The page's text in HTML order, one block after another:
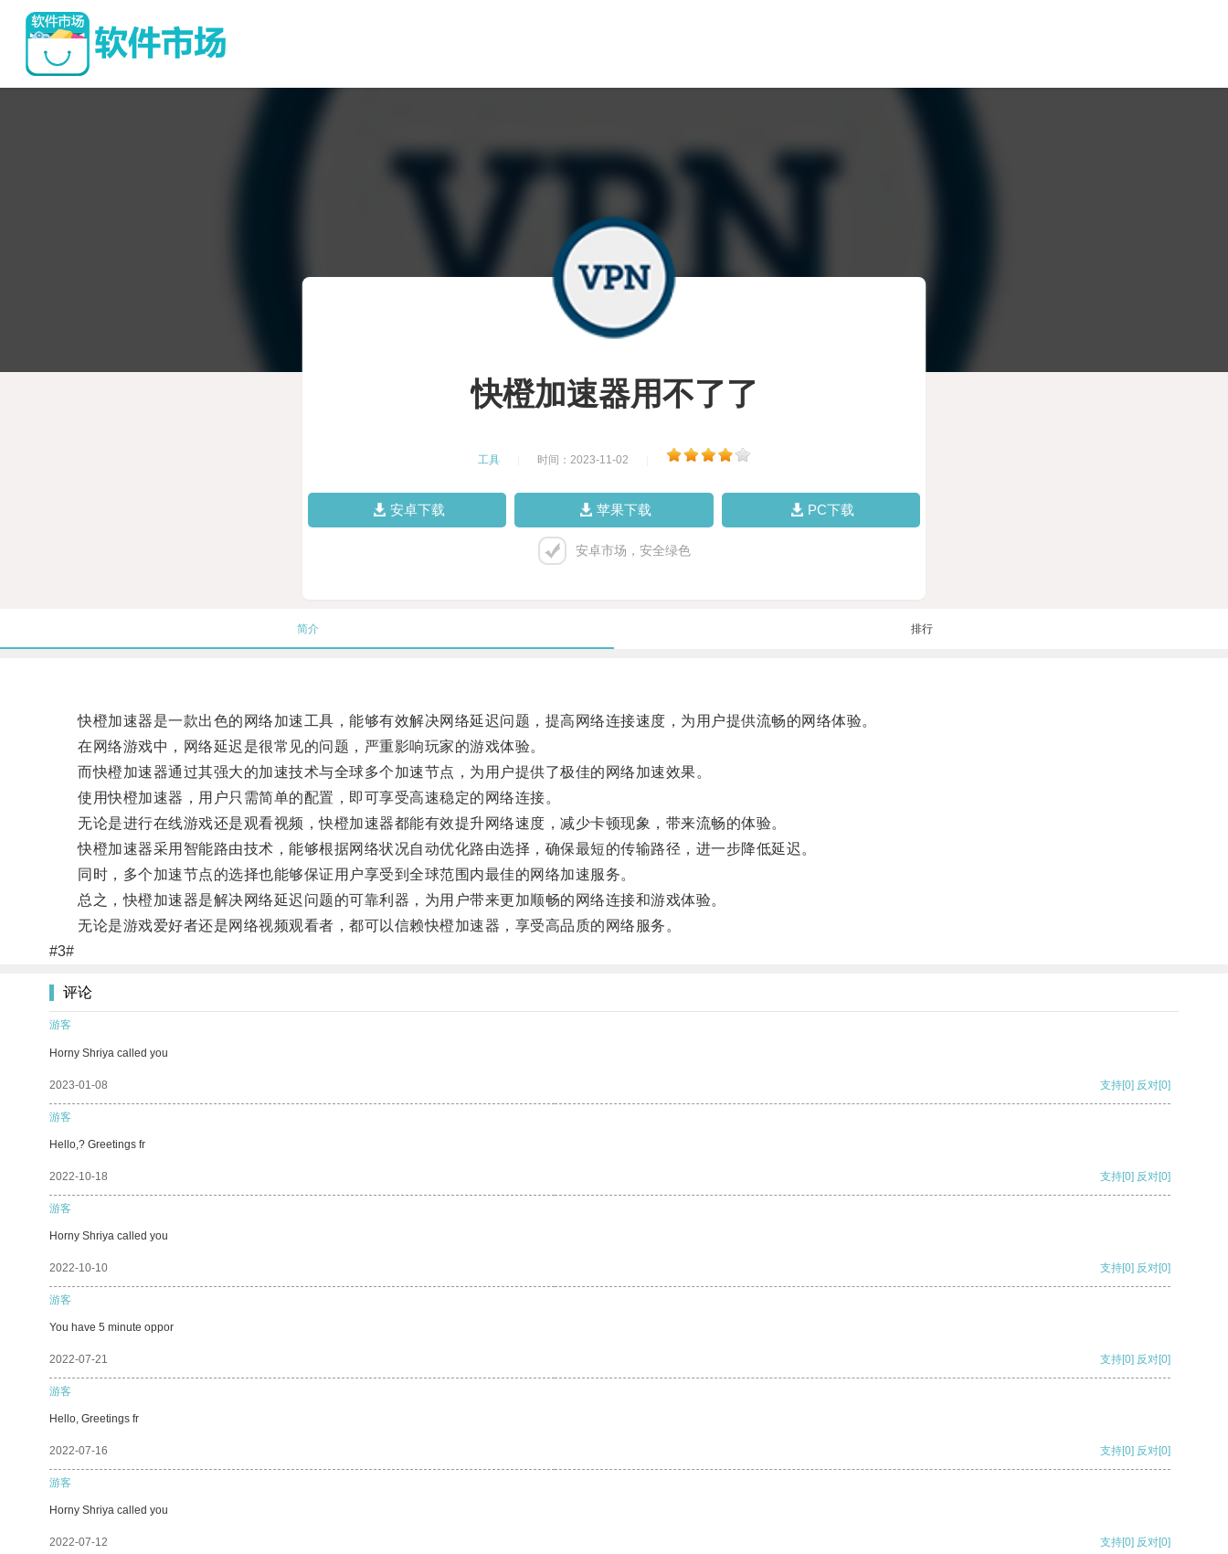
快橙加速器用不了了
工具 时间：2023-11-02
安卓下载 苹果下载 PC下载
安卓市场，安全绿色
简介 排行
快橙加速器是一款出色的网络加速工具，能够有效解决网络延迟问题，提高网络连接速度，为用户提供流畅的网络体验。
在网络游戏中，网络延迟是很常见的问题，严重影响玩家的游戏体验。
而快橙加速器通过其强大的加速技术与全球多个加速节点，为用户提供了极佳的网络加速效果。
使用快橙加速器，用户只需简单的配置，即可享受高速稳定的网络连接。
无论是进行在线游戏还是观看视频，快橙加速器都能有效提升网络速度，减少卡顿现象，带来流畅的体验。
快橙加速器采用智能路由技术，能够根据网络状况自动优化路由选择，确保最短的传输路径，进一步降低延迟。
同时，多个加速节点的选择也能够保证用户享受到全球范围内最佳的网络加速服务。
总之，快橙加速器是解决网络延迟问题的可靠利器，为用户带来更加顺畅的网络连接和游戏体验。
无论是游戏爱好者还是网络视频观看者，都可以信赖快橙加速器，享受高品质的网络服务。
#3#
评论
游客
Horny Shriya called you
2023-01-08 支持[0] 反对[0]
游客
Hello,? Greetings fr
2022-10-18 支持[0] 反对[0]
游客
Horny Shriya called you
2022-10-10 支持[0] 反对[0]
游客
You have 5 minute oppor
2022-07-21 支持[0] 反对[0]
游客
Hello, Greetings fr
2022-07-16 支持[0] 反对[0]
游客
Horny Shriya called you
2022-07-12 支持[0] 反对[0]